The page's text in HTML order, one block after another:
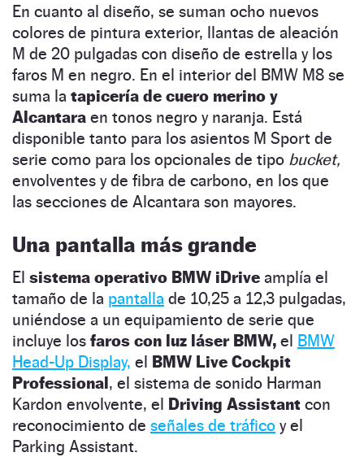
En cuanto al diseño, se suman ocho nuevos
colores de pintura exterior, llantas de aleación
M de 20 pulgadas con diseño de estrella y los
faros M en negro. En el interior del BMW M8 se
suma la tapicería de cuero merino y
Alcantara en tonos negro y naranja. Está
disponible tanto para los asientos M Sport de
serie como para los opcionales de tipo bucket,
envolventes y de fibra de carbono, en los que
las secciones de Alcantara son mayores.
Una pantalla más grande
El sistema operativo BMW iDrive amplía el
tamaño de la pantalla de 10,25 a 12,3 pulgadas,
uniéndose a un equipamiento de serie que
incluye los faros con luz láser BMW, el BMW
Head-Up Display, el BMW Live Cockpit
Professional, el sistema de sonido Harman
Kardon envolvente, el Driving Assistant con
reconocimiento de señales de tráfico y el
Parking Assistant.